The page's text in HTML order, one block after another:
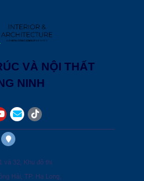
VÀ NỘI THẤT
NINH
và 32, Khu đô thị
Hải, TP. Hạ Long,